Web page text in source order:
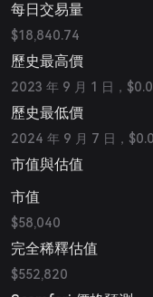
每日交易量
$18,840.74
歷史最高價
2023 年 9 月 1 日，
歷史最低價
2024 年 9 月 7 日，
市值與估值
市值
$58,040
完全稀釋估值
$552,820